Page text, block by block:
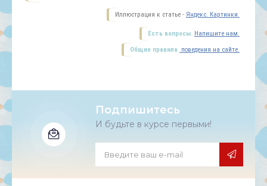
Иллюстрация к статье - Яндекс. Картинки.
Есть вопросы. Напишите нам.
Общие правила поведения на сайте.
Подпишитесь
И будьте в курсе первыми!